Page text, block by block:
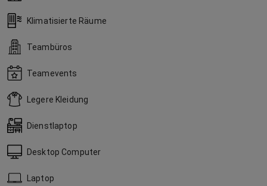
Klimatisierte Räume
Teambüros
Teamevents
Legere Kleidung
Dienstlaptop
Desktop Computer
Laptop